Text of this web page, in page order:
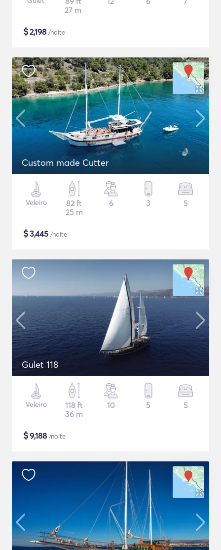
27 m
$2,198 /noite
Custom made Cutter
Veleiro
82 ft
25 m
6 3 5
$3,445 /noite
Gulet 118
Veleiro
118 ft
36 m
10 5 5
$9,188 /noite